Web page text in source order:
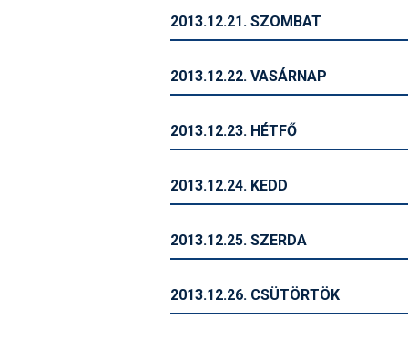
2013.12.21. SZOMBAT
2013.12.22. VASÁRNAP
2013.12.23. HÉTFŐ
2013.12.24. KEDD
2013.12.25. SZERDA
2013.12.26. CSÜTÖRTÖK